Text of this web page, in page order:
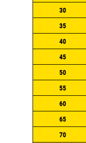
30
35
40
45
50
55
60
65
70